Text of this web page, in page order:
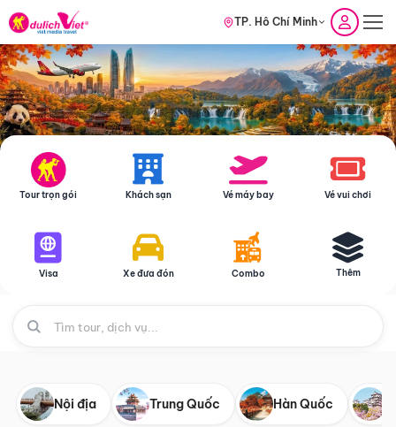
TP. Hồ Chí Minh
Tour trọn gói Khách sạn Vé máy bay Vé vui chơi
Visa Xe đưa đón Combo Thêm
Nội địa Trung Quốc Hàn Quốc